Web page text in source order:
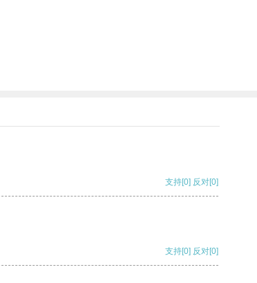
支持[0] 反对[0]
支持[0] 反对[0]